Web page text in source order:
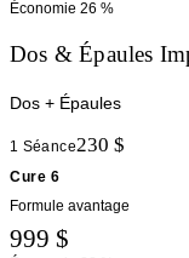
Économie 26 %
Dos & Épaules
Dos + Épaules
1 Séance230 $
Cure 6
Formule avantage
999 $